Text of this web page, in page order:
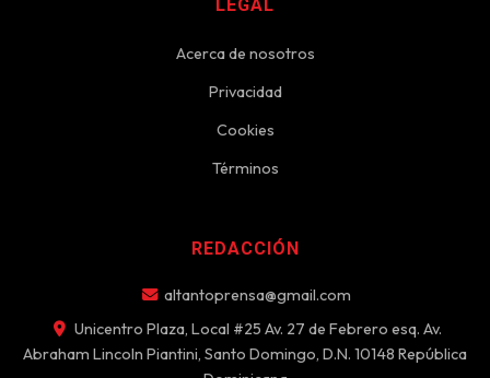
LEGAL
Acerca de nosotros
Privacidad
Cookies
Términos
REDACCIÓN
altantoprensa@gmail.com
Unicentro Plaza, Local #25 Av. 27 de Febrero esq. Av.
Abraham Lincoln Piantini, Santo Domingo, D.N. 10148 República